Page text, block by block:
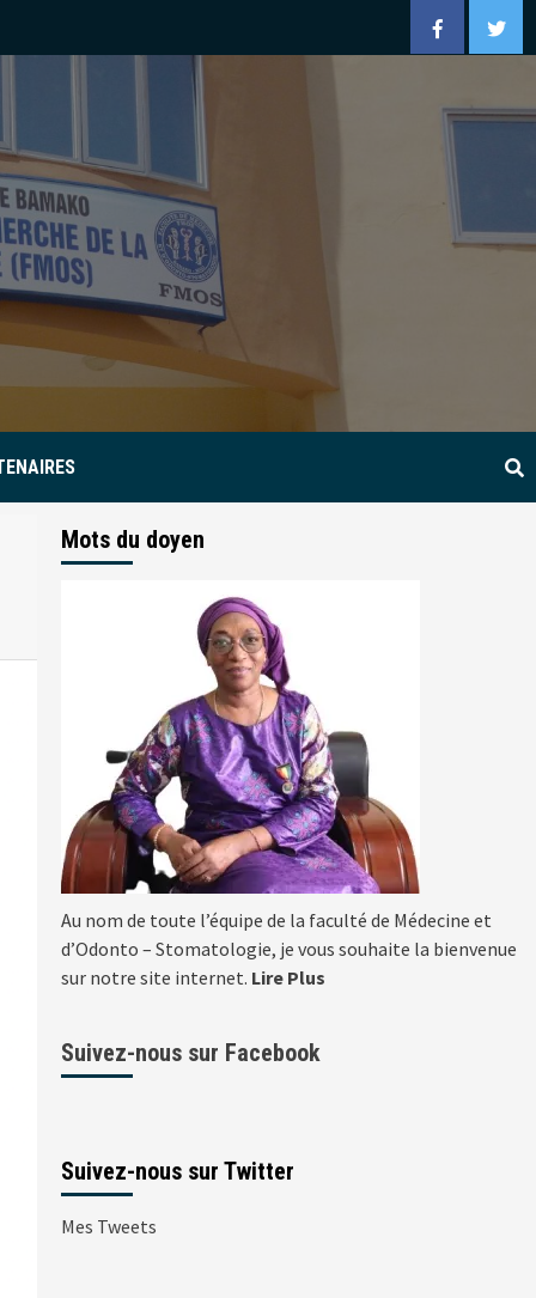
Facebook
Mots du doyen
Au nom de toute l’équipe de la faculté de Médecine et
d’Odonto – Stomatologie, je vous souhaite la bienvenue
sur notre site internet. Lire Plus
Suivez-nous sur Facebook
Suivez-nous sur Twitter
Mes Tweets